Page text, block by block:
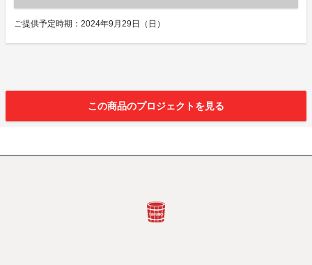
ご提供予定時期：2024年9月29日（日）
この商品のプロジェクトを見る